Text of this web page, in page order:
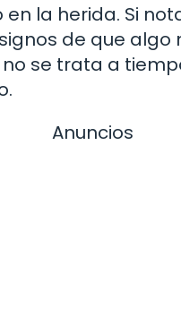
la herida. Si
de que algo
se trata a
Anuncios